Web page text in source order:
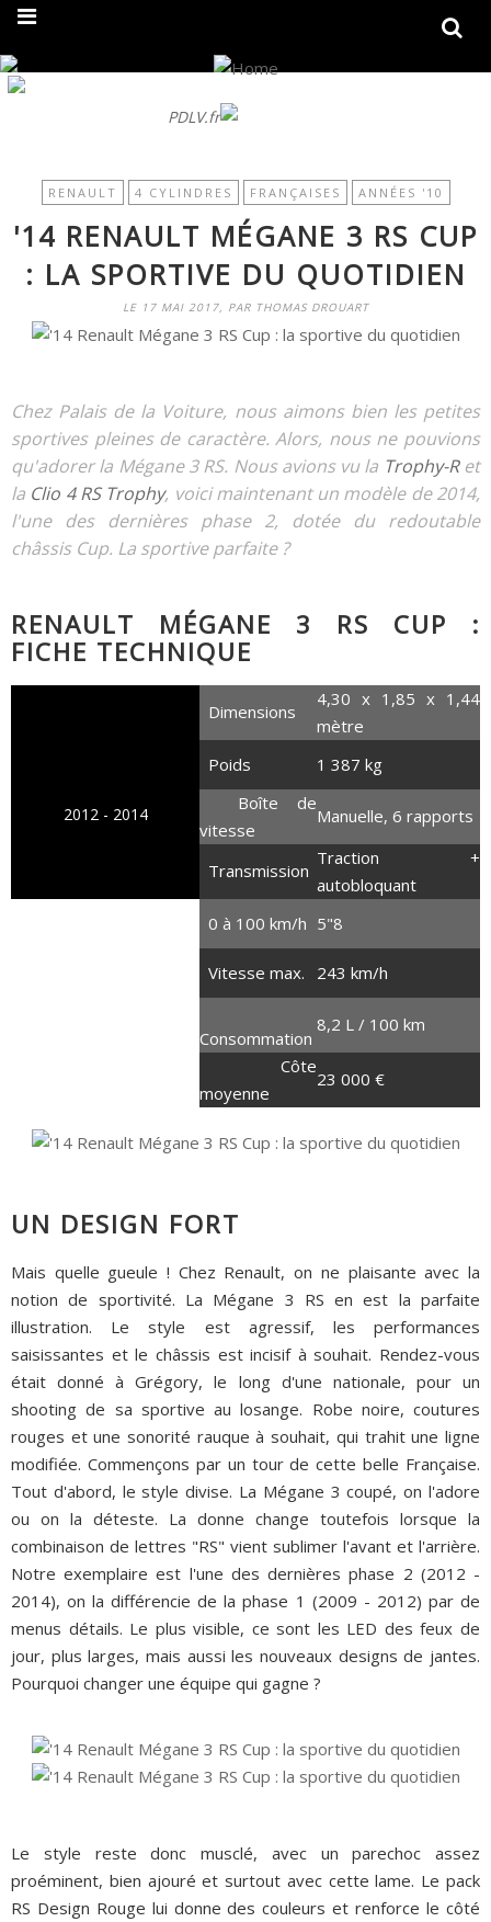
PDLV.fr
RENAULT 4 CYLINDRES FRANÇAISES ANNÉES '10
'14 RENAULT MÉGANE 3 RS CUP
: LA SPORTIVE DU QUOTIDIEN
LE 17 MAI 2017, PAR THOMAS DROUART
Chez Palais de la Voiture, nous aimons bien les petites
sportives pleines de caractère. Alors, nous ne pouvions
qu'adorer la Mégane 3 RS. Nous avions vu la Trophy-Ret
la Clio 4 RS Trophy, voici maintenant un modèle de 2014,
l'une des dernières phase 2, dotée du redoutable
châssis Cup. La sportive parfaite ?
RENAULT MÉGANE 3 RS CUP :
FICHE TECHNIQUE
2012 - 2014
Dimensions
4,30 x 1,85 x 1,44
mètre
Poids
1 387 kg
Boîte de
vitesse
Manuelle, 6 rapports
Transmission
Traction +
autobloquant
0 à 100 km/h 5"8
Vitesse max. 243 km/h
Consommation
8,2 L / 100 km
Côte
moyenne
23 000 €
UN DESIGN FORT
Mais quelle gueule ! Chez Renault, on ne plaisante avec la
notion de sportivité. La Mégane 3 RS en est la parfaite
illustration. Le style est agressif, les performances
saisissantes et le châssis est incisif à souhait. Rendez-vous
était donné à Grégory, le long d'une nationale, pour un
shooting de sa sportive au losange. Robe noire, coutures
rouges et une sonorité rauque à souhait, qui trahit une ligne
modifiée. Commençons par un tour de cette belle Française.
Tout d'abord, le style divise. La Mégane 3 coupé, on l'adore
ou on la déteste. La donne change toutefois lorsque la
combinaison de lettres "RS" vient sublimer l'avant et l'arrière.
Notre exemplaire est l'une des dernières phase 2 (2012 -
2014), on la différencie de la phase 1 (2009 - 2012) par de
menus détails. Le plus visible, ce sont les LED des feux de
jour, plus larges, mais aussi les nouveaux designs de jantes.
Pourquoi changer une équipe qui gagne ?
Le style reste donc musclé, avec un parechoc assez
proéminent, bien ajouré et surtout avec cette lame. Le pack
RS Design Rouge lui donne des couleurs et renforce le côté